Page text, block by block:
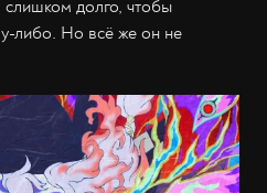
долго, чтобы
либо. Но всё же он не